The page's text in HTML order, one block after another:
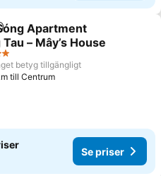
till i Mina Favoriter
Apartment
– Mây’s House
betyg tillgängligt
till Centrum
Se priser